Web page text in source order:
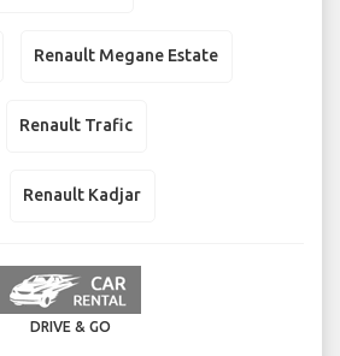
Renault Megane Estate
Renault Trafic
Renault Kadjar
DRIVE & GO